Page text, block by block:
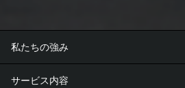
私たちの強み
サービス内容